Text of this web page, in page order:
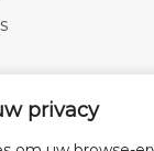
privacy